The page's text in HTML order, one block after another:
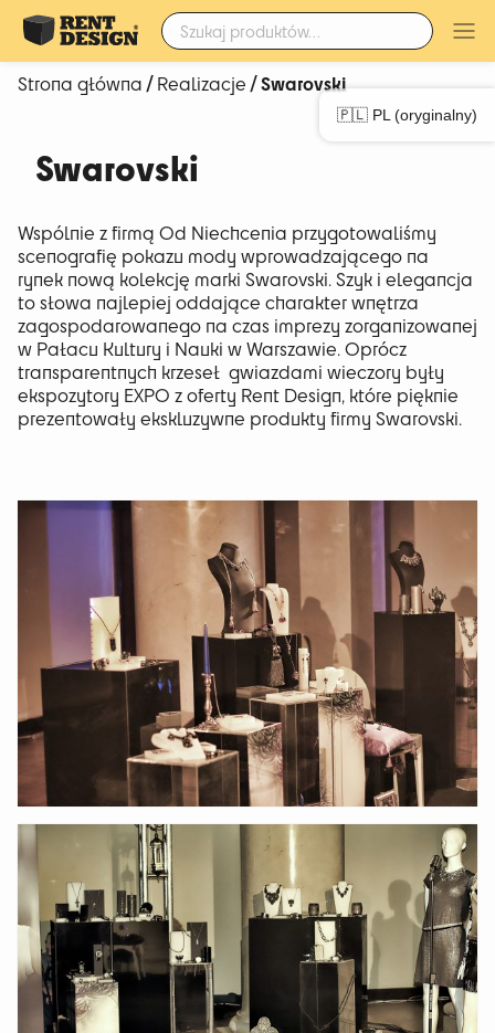
Szukaj:
🇵🇱 PL (oryginalny)
Strona główna/Realizacje/ Swarovski
Swarovski
Wspólnie z firmą Od Niechcenia przygotowaliśmy
scenografię pokazu mody wprowadzającego na
rynek nową kolekcję marki Swarovski. Szyk i elegancja
to słowa najlepiej oddające charakter wnętrza
zagospodarowanego na czas imprezy zorganizowanej
w Pałacu Kultury i Nauki w Warszawie. Oprócz
transparentnych krzeseł gwiazdami wieczory były
ekspozytory EXPO z oferty Rent Design, które pięknie
prezentowały ekskluzywne produkty firmy Swarovski.